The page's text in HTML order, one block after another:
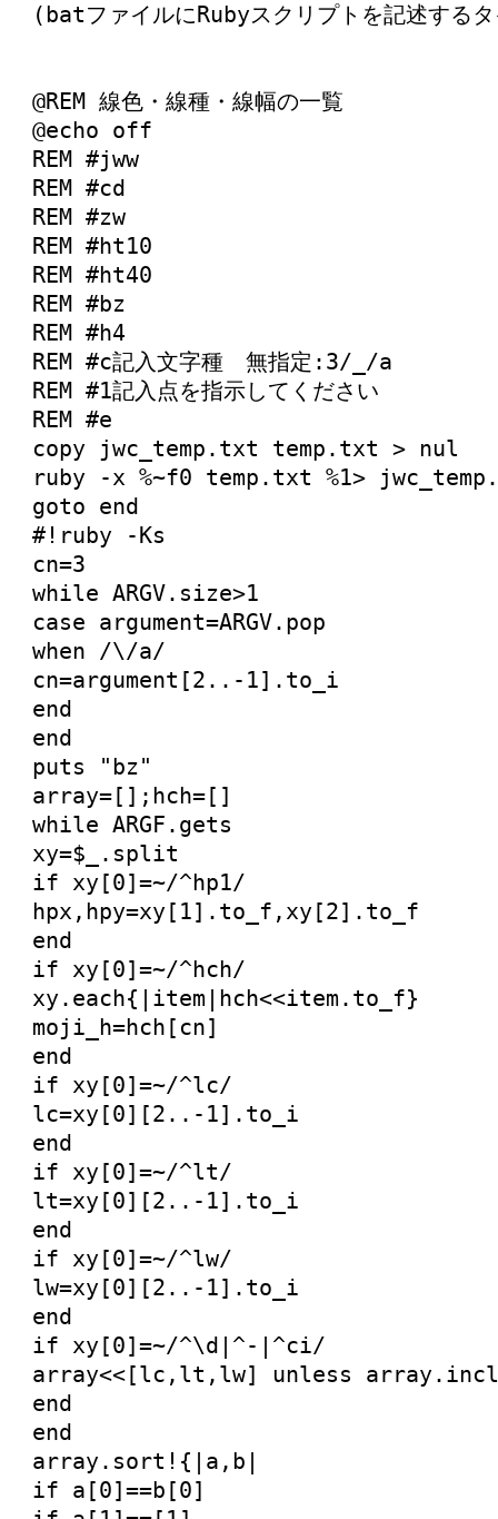
(batファイルにRubyスクリプトを記述する
@REM 線色・線種・線幅の一覧
@echo off
REM #jww
REM #cd
REM #zw
REM #ht10
REM #ht40
REM #bz
REM #h4
REM #c記入文字種 無指定:3/_/a
REM #1記入点を指示してください
REM #e
copy jwc_temp.txt temp.txt > nul
ruby -x %~f0 temp.txt %1>
goto end
#!ruby -Ks
cn=3
while ARGV.size>1
case argument=ARGV.pop
when /\/a/
cn=argument[2..-1].to_i
end
end
puts "bz"
array=[];hch=[]
while ARGF.gets
xy=$_.split
if xy[0]=~/^hp1/
hpx,hpy=xy[1].to_f,xy[2].to_f
end
if xy[0]=~/^hch/
xy.each{|item|hch<<item.to_f}
moji_h=hch[cn]
end
if xy[0]=~/^lc/
lc=xy[0][2..-1].to_i
end
if xy[0]=~/^lt/
lt=xy[0][2..-1].to_i
end
if xy[0]=~/^lw/
lw=xy[0][2..-1].to_i
end
if xy[0]=~/^\d|^-|^ci/
array<<[lc,lt,lw] unless
end
end
array.sort!{|a,b|
if a[0]==b[0]